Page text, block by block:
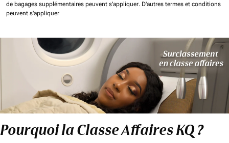
de bagages supplémentaires peuvent s'appliquer. D'autres termes et conditions
peuvent s'appliquer
Pourquoi la Classe Affaires KQ ?